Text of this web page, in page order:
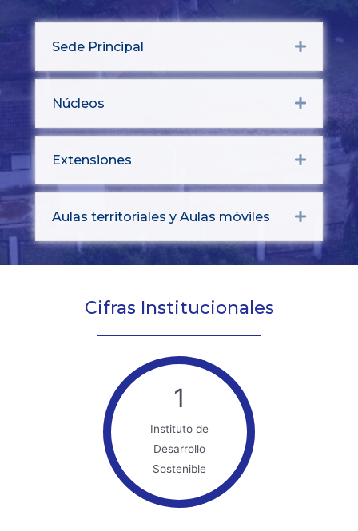
Sede Principal Expand
Núcleos Expand
Extensiones Expand
Aulas territoriales y Aulas móviles Expand
Cifras Institucionales
1
Instituto de
Desarrollo
Sostenible